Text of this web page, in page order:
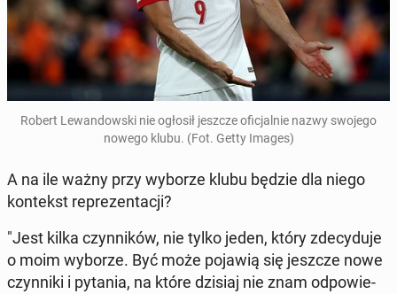
Robert Le­wan­dow­ski nie ogłosił jeszcze ofi­cjal­nie nazwy swojego
nowego klubu. (Fot. Getty Images)
A na ile ważny przy wyborze klubu będzie dla niego
kon­tekst re­pre­zen­ta­cji?
"Jest kilka czyn­ni­ków, nie tylko jeden, który zde­cy­du­je
o moim wyborze. Być może pojawią się jeszcze nowe
czyn­ni­ki i pytania, na które dzisiaj nie znam od­po­wie­